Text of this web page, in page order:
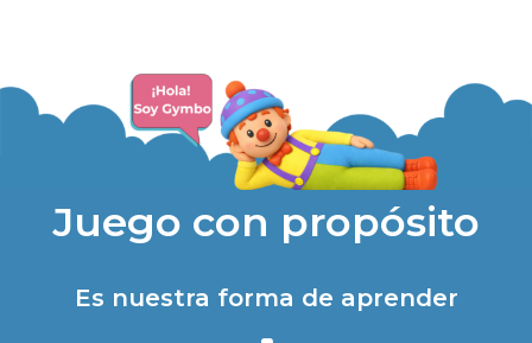
Juego con propósito
Es nuestra forma de aprender